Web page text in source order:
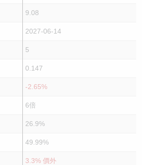
9.08
2027-06-14
5
0.147
-2.65%
6倍
26.9%
49.99%
3.3% 價外